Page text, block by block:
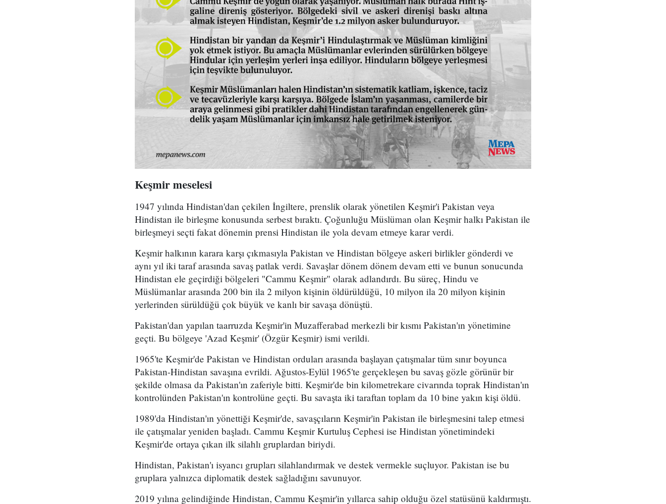
Keşmir meselesi
1947 yılında Hindistan'dan çekilen İngiltere, prenslik olarak yönetilen Keşmir'i Pakistan veya
Hindistan ile birleşme konusunda serbest bıraktı. Çoğunluğu Müslüman olan Keşmir halkı Pakistan ile
birleşmeyi seçti fakat dönemin prensi Hindistan ile yola devam etmeye karar verdi.
Keşmir halkının karara karşı çıkmasıyla Pakistan ve Hindistan bölgeye askeri birlikler gönderdi ve
aynı yıl iki taraf arasında savaş patlak verdi. Savaşlar dönem dönem devam etti ve bunun sonucunda
Hindistan ele geçirdiği bölgeleri "Cammu Keşmir" olarak adlandırdı. Bu süreç, Hindu ve
Müslümanlar arasında 200 bin ila 2 milyon kişinin öldürüldüğü, 10 milyon ila 20 milyon kişinin
yerlerinden sürüldüğü çok büyük ve kanlı bir savaşa dönüştü.
Pakistan'dan yapılan taarruzda Keşmir'in Muzafferabad merkezli bir kısmı Pakistan'ın yönetimine
geçti. Bu bölgeye 'Azad Keşmir' (Özgür Keşmir) ismi verildi.
1965'te Keşmir'de Pakistan ve Hindistan orduları arasında başlayan çatışmalar tüm sınır boyunca
Pakistan-Hindistan savaşına evrildi. Ağustos-Eylül 1965'te gerçekleşen bu savaş gözle görünür bir
şekilde olmasa da Pakistan'ın zaferiyle bitti. Keşmir'de bin kilometrekare civarında toprak Hindistan'ın
kontrolünden Pakistan'ın kontrolüne geçti. Bu savaşta iki taraftan toplam da 10 bine yakın kişi öldü.
1989'da Hindistan'ın yönettiği Keşmir'de, savaşçıların Keşmir'in Pakistan ile birleşmesini talep etmesi
ile çatışmalar yeniden başladı. Cammu Keşmir Kurtuluş Cephesi ise Hindistan yönetimindeki
Keşmir'de ortaya çıkan ilk silahlı gruplardan biriydi.
Hindistan, Pakistan'ı isyancı grupları silahlandırmak ve destek vermekle suçluyor. Pakistan ise bu
gruplara yalnızca diplomatik destek sağladığını savunuyor.
2019 yılına gelindiğinde Hindistan, Cammu Keşmir'in yıllarca sahip olduğu özel statüsünü kaldırmıştı.